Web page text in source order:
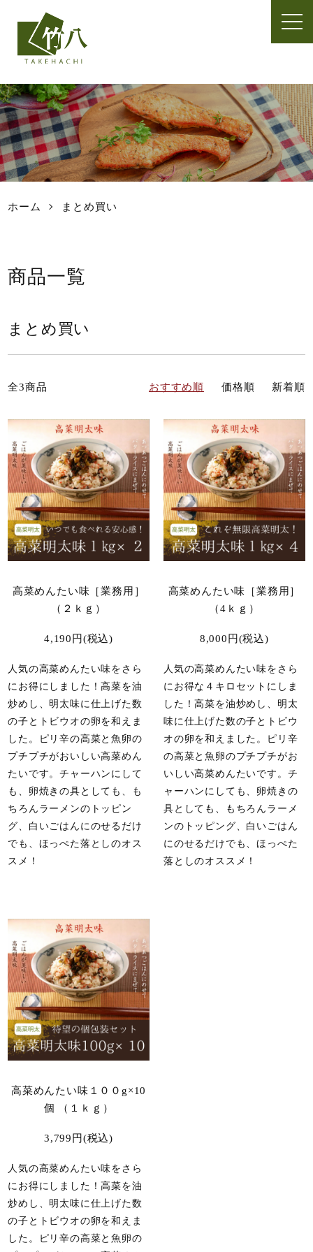
t
o
l
e
n
a
v
i
g
a
ホーム まとめ買い
商品一覧
まとめ買い
全3商品 おすすめ順 価格順 新着順
高菜めんたい味［業務用］
（２ｋｇ）
4,190円(税込)
人気の高菜めんたい味をさら
にお得にしました！高菜を油
炒めし、明太味に仕上げた数
の子とトビウオの卵を和えま
した。ピリ辛の高菜と魚卵の
プチプチがおいしい高菜めん
たいです。チャーハンにして
も、卵焼きの具としても、も
ちろんラーメンのトッピン
グ、白いごはんにのせるだけ
でも、ほっぺた落としのオス
スメ！
高菜めんたい味［業務用］
（4ｋｇ）
8,000円(税込)
人気の高菜めんたい味をさら
にお得な４キロセットにしま
した！高菜を油炒めし、明太
味に仕上げた数の子とトビウ
オの卵を和えました。ピリ辛
の高菜と魚卵のプチプチがお
いしい高菜めんたいです。チ
ャーハンにしても、卵焼きの
具としても、もちろんラーメ
ンのトッピング、白いごはん
にのせるだけでも、ほっぺた
落としのオススメ！
高菜めんたい味１００g×10
個 （１ｋｇ）
3,799円(税込)
人気の高菜めんたい味をさら
にお得にしました！高菜を油
炒めし、明太味に仕上げた数
の子とトビウオの卵を和えま
した。ピリ辛の高菜と魚卵の